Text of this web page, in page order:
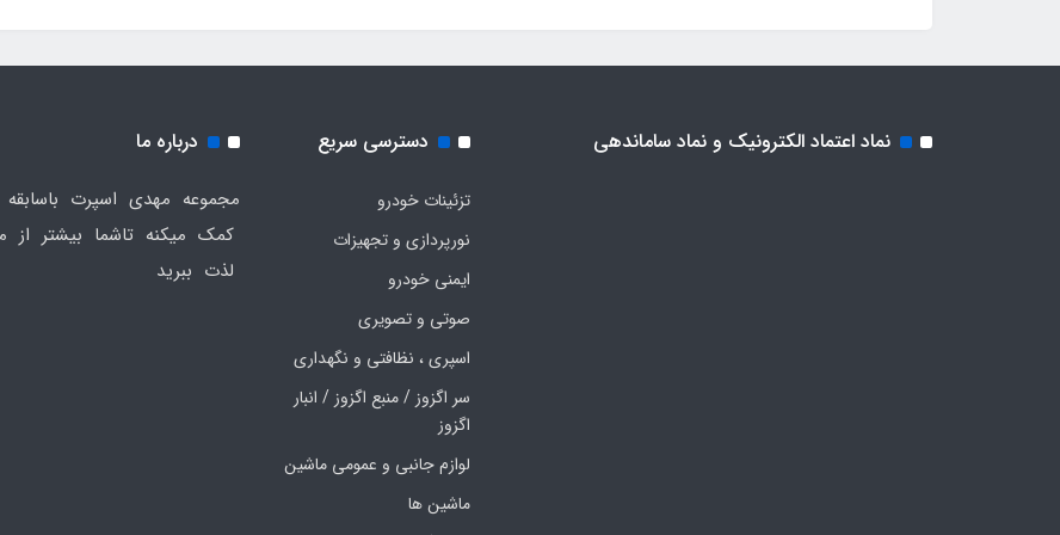
نماد اعتماد الکترونیک و نماد ساماندهی دسترسی سریع
تزئینات خودرو
نورپردازی و تجهیزات
ایمنی خودرو
صوتی و تصویری
اسپری ، نظافتی و نگهداری
سر اگزوز / منبع اگزوز / انبار
اگزوز
لوازم جانبی و عمومی ماشین
ماشین ها
درباره ما
کمک میکنه تاشما بیشتر از
لذت ببرید